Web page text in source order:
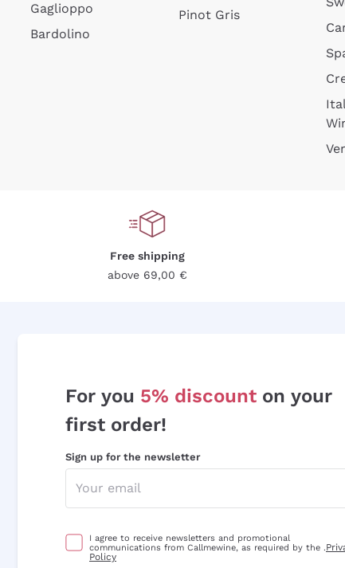
Gaglioppo
Bardolino
Pinot Gris
Free shipping
above 69,00 €
For you 5% discount on your
first order!
Sign up for the newsletter
I agree to receive newsletters and promotional
communications from Callmewine, as required by the .
Policy